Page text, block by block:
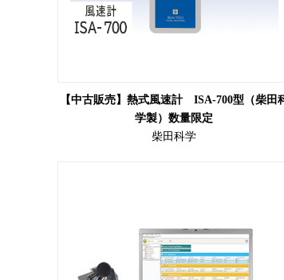
【中古販売】熱式風速計 ISA-700型（柴田
学製）数量限定
柴田科学